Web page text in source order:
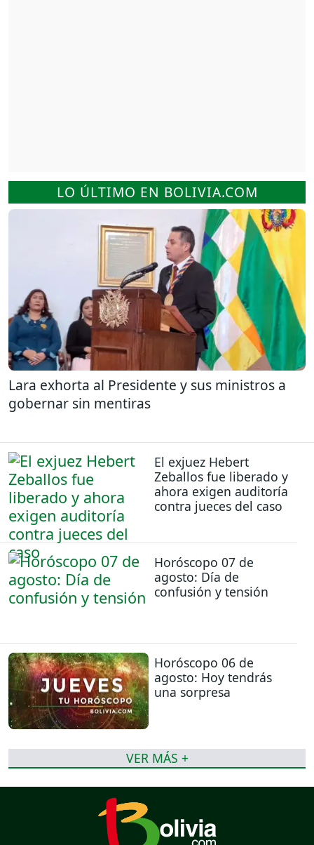
LO ÚLTIMO EN BOLIVIA.COM
Lara exhorta al Presidente y sus ministros a
gobernar sin mentiras
El exjuez Hebert
Zeballos fue liberado y
ahora exigen auditoría
contra jueces del caso
Horóscopo 07 de
agosto: Día de
confusión y tensión
Horóscopo 06 de
agosto: Hoy tendrás
una sorpresa
VER MÁS +